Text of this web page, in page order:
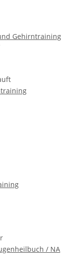
Gehirntraining